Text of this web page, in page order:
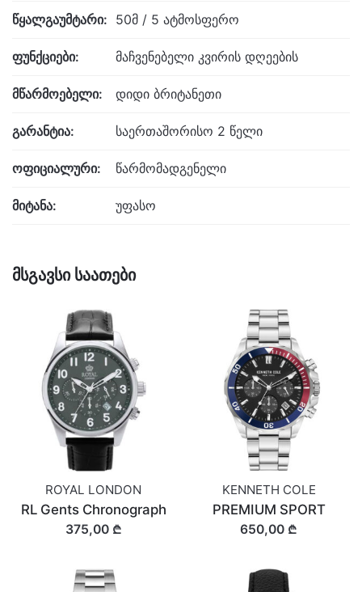
წყალგაუმტარი: 50მ / 5 ატმოსფერო
ფუნქციები: მაჩვენებელი კვირის დღეების
მწარმოებელი: დიდი ბრიტანეთი
გარანტია: საერთაშორისო 2 წელი
ოფიციალური: წარმომადგენელი
მიტანა: უფასო
მსგავსი საათები
ROYAL LONDON
RL Gents Chronograph
375,00 ₾
KENNETH COLE
PREMIUM SPORT
650,00 ₾